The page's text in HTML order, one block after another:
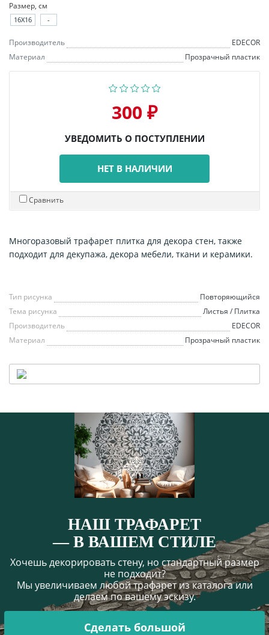
Размер, см
16X16 -
Производитель
EDECOR
Материал
Прозрачный пластик
300 ₽
УВЕДОМИТЬ О ПОСТУПЛЕНИИ
НЕТ В НАЛИЧИИ
Сравнить
Многоразовый трафарет плитка для декора стен, также
подходит для декупажа, декора мебели, ткани и керамики.
Тип рисунка
Повторяющийся
Тема рисунка
Листья / Плитка
Производитель
EDECOR
Материал
Прозрачный пластик
НАШ ТРАФАРЕТ
— В ВАШЕМ СТИЛЕ
Хочешь декорировать стену, но стандартный размер
не подходит?
Мы увеличиваем любой трафарет из каталога или
делаем по вашему эскизу.
Сделать большой